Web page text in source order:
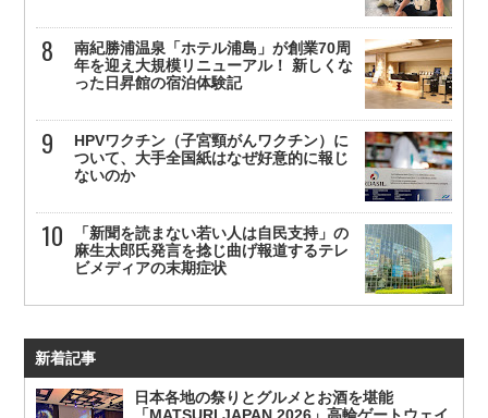
南紀勝浦温泉「ホテル浦島」が創業70周
年を迎え大規模リニューアル！ 新しくな
った日昇館の宿泊体験記
HPVワクチン（子宮頸がんワクチン）に
ついて、大手全国紙はなぜ好意的に報じ
ないのか
「新聞を読まない若い人は自民支持」の
麻生太郎氏発言を捻じ曲げ報道するテレ
ビメディアの末期症状
新着記事
日本各地の祭りとグルメとお酒を堪能